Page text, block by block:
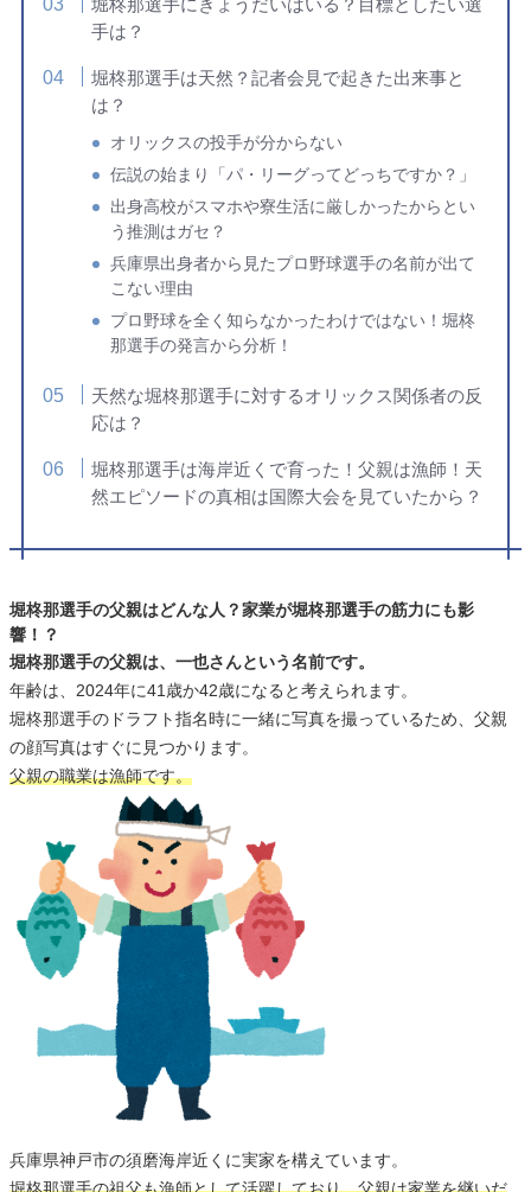
手は？
堀柊那選手は天然？記者会見で起きた出来事と
は？
オリックスの投手が分からない
伝説の始まり「パ・リーグってどっちですか？」
出身高校がスマホや寮生活に厳しかったからとい
う推測はガセ？
兵庫県出身者から見たプロ野球選手の名前が出て
こない理由
プロ野球を全く知らなかったわけではない！堀柊
那選手の発言から分析！
天然な堀柊那選手に対するオリックス関係者の反
応は？
堀柊那選手は海岸近くで育った！父親は漁師！天
然エピソードの真相は国際大会を見ていたから？
堀柊那選手の父親はどんな人？家業が堀柊那選手の筋力にも影
響！？
堀柊那選手の父親は、一也さんという名前です。
年齢は、2024年に41歳か42歳になると考えられます。
堀柊那選手のドラフト指名時に一緒に写真を撮っているため、父親
の顔写真はすぐに見つかります。
父親の職業は漁師です。
兵庫県神戸市の須磨海岸近くに実家を構えています。
堀柊那選手の祖父も漁師として活躍しており、父親は家業を継いだ